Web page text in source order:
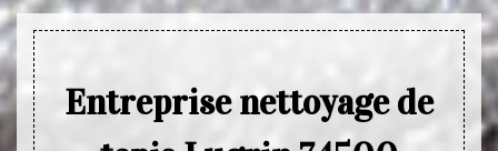
Entreprise nettoyage de